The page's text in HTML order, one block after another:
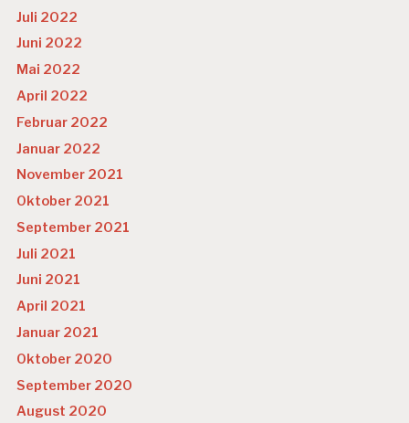
Juli 2022
Juni 2022
Mai 2022
April 2022
Februar 2022
Januar 2022
November 2021
Oktober 2021
September 2021
Juli 2021
Juni 2021
April 2021
Januar 2021
Oktober 2020
September 2020
August 2020